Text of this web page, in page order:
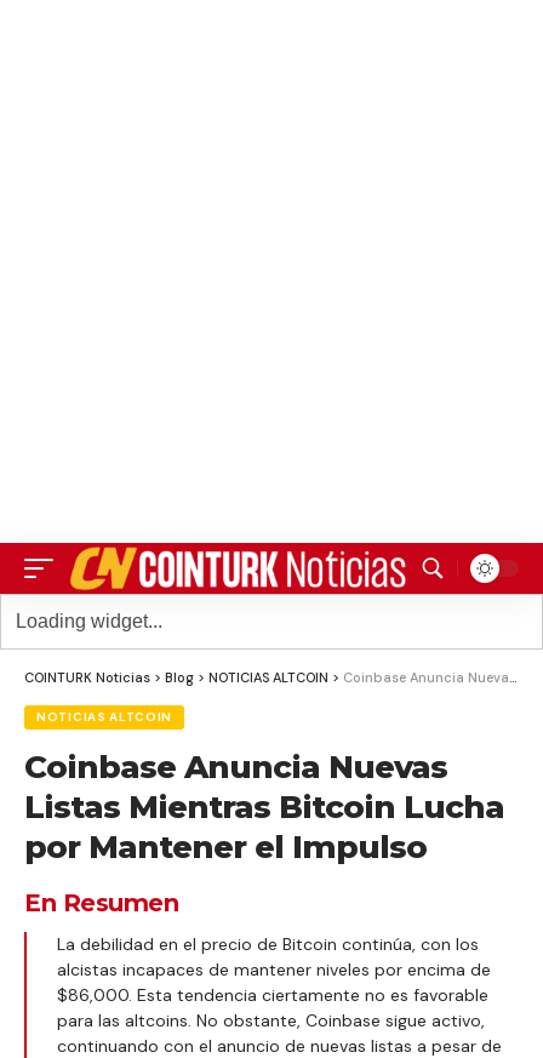
COINTURK Noticias > Blog > NOTICIAS ALTCOIN > Coinbase Anuncia Nuevas Listas Mientras Bitcoin Lucha por Mantener el Impulso
NOTICIAS ALTCOIN
Coinbase Anuncia Nuevas
Listas Mientras Bitcoin Lucha
por Mantener el Impulso
En Resumen
La debilidad en el precio de Bitcoin continúa, con los
alcistas incapaces de mantener niveles por encima de
$86,000. Esta tendencia ciertamente no es favorable
para las altcoins. No obstante, Coinbase sigue activo,
continuando con el anuncio de nuevas listas a pesar de